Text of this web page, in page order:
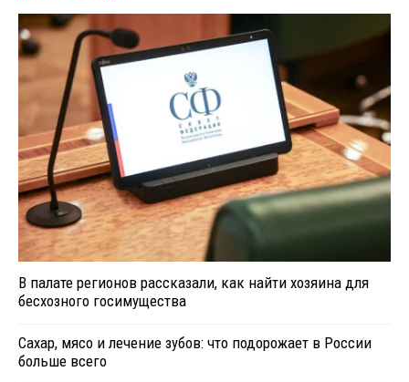
В палате регионов рассказали, как найти хозяина для
бесхозного госимущества
Сахар, мясо и лечение зубов: что подорожает в России
больше всего